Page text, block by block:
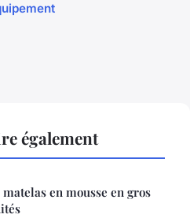
également
en mousse en gros